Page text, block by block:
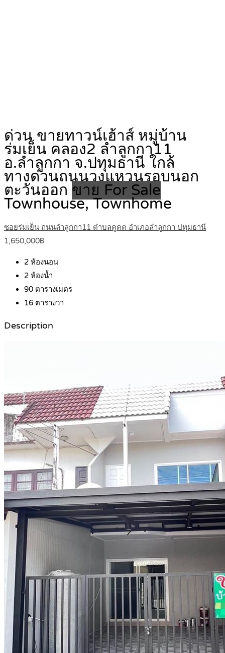
ด่วน ขายทาวน์เฮ้าส์ หมู่บ้าน
ร่มเย็น คลอง2 ลำลูกกา11
อ.ลำลูกกา จ.ปทุมธานี ใกล้
ทางด่วนถนนวงแหวนรอบนอก
ตะวันออก ขาย For Sale
Townhouse, Townhome
ซอยร่มเย็น ถนนลำลูกกา11 ตำบลคูคต อำเภอลำลูกกา ปทุมธานี
1,650,000฿
2 ห้องนอน
2 ห้องน้ำ
90 ตารางเมตร
16 ตารางวา
Description